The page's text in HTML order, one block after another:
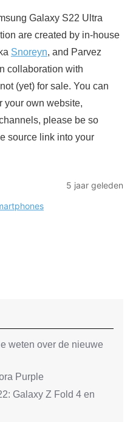
Galaxy S22 Ultra
are created by in-house
Snoreyn, and Parvez
collaboration with
(yet) for sale. You can
your own website,
please be so
source link into your
5 jaar geleden
weten over de nieuwe
Purple
Galaxy Z Fold 4 en